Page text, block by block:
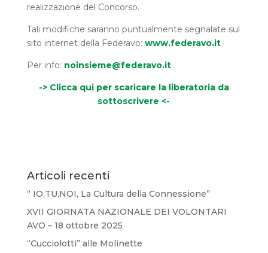
realizzazione del Concorso.
Tali modifiche saranno puntualmente segnalate sul
sito internet della Federavo: www.federavo.it
Per info: noinsieme@federavo.it
-> Clicca qui per scaricare la liberatoria da
sottoscrivere <-
Articoli recenti
“ IO,TU,NOI, La Cultura della Connessione”
XVII GIORNATA NAZIONALE DEI VOLONTARI
AVO – 18 ottobre 2025
“Cucciolotti” alle Molinette